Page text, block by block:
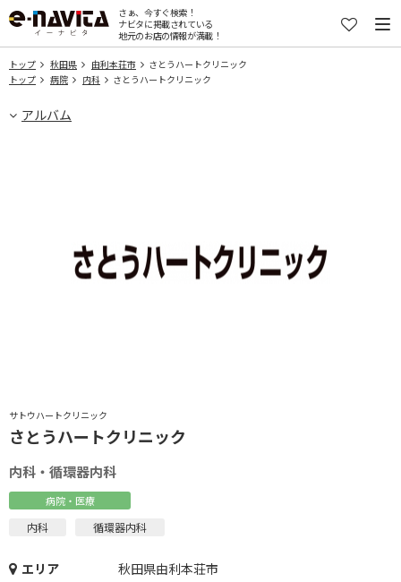
さぁ、今すぐ検索！
ナビタに掲載されている
地元のお店の情報が満載！
トップ 秋田県 由利本荘市
さとうハートクリニック
トップ
病院 内科 さとうハートクリニック
アルバム
サトウハートクリニック
さとうハートクリニック
内科・循環器内科
病院・医療
内科 循環器内科
エリア
秋田県由利本荘市